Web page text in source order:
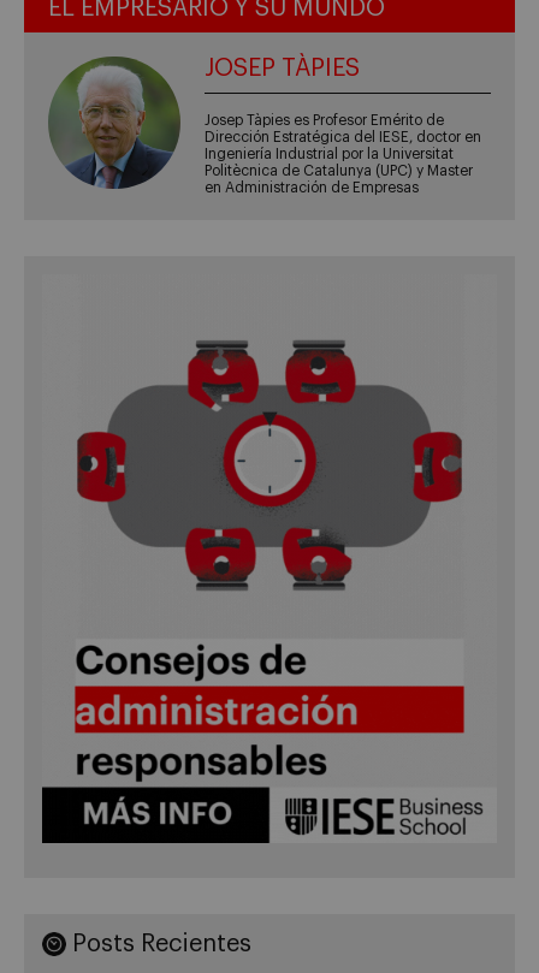
EL EMPRESARIO Y SU MUNDO
JOSEP TÀPIES
Josep Tàpies es Profesor Emérito de
Dirección Estratégica del IESE, doctor en
Ingeniería Industrial por la Universitat
Politècnica de Catalunya (UPC) y Master
en Administración de Empresas
Posts Recientes